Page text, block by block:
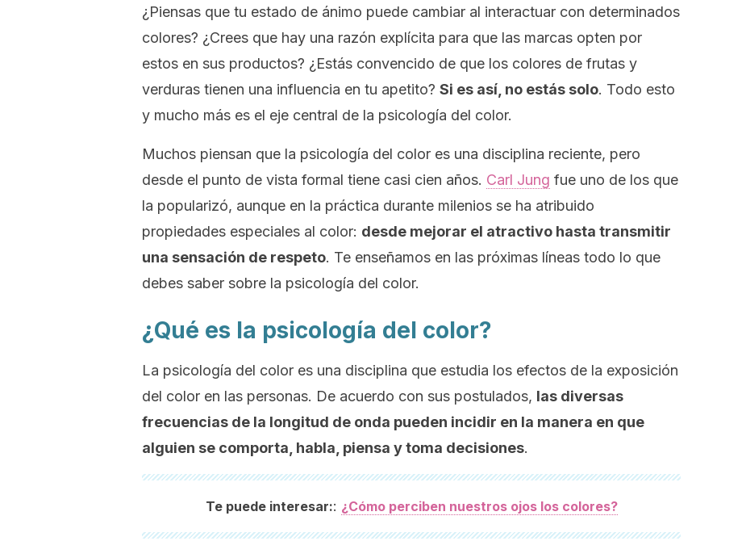
¿Piensas que tu estado de ánimo puede cambiar al interactuar con determinados
colores? ¿Crees que hay una razón explícita para que las marcas opten por
estos en sus productos? ¿Estás convencido de que los colores de frutas y
verduras tienen una influencia en tu apetito? Si es así, no estás solo. Todo esto
y mucho más es el eje central de la psicología del color.
Muchos piensan que la psicología del color es una disciplina reciente, pero
desde el punto de vista formal tiene casi cien años. Carl Jung fue uno de los que
la popularizó, aunque en la práctica durante milenios se ha atribuido
propiedades especiales al color: desde mejorar el atractivo hasta transmitir
una sensación de respeto. Te enseñamos en las próximas líneas todo lo que
debes saber sobre la psicología del color.
¿Qué es la psicología del color?
La psicología del color es una disciplina que estudia los efectos de la exposición
del color en las personas. De acuerdo con sus postulados, las diversas
frecuencias de la longitud de onda pueden incidir en la manera en que
alguien se comporta, habla, piensa y toma decisiones.
Te puede interesar:: ¿Cómo perciben nuestros ojos los colores?